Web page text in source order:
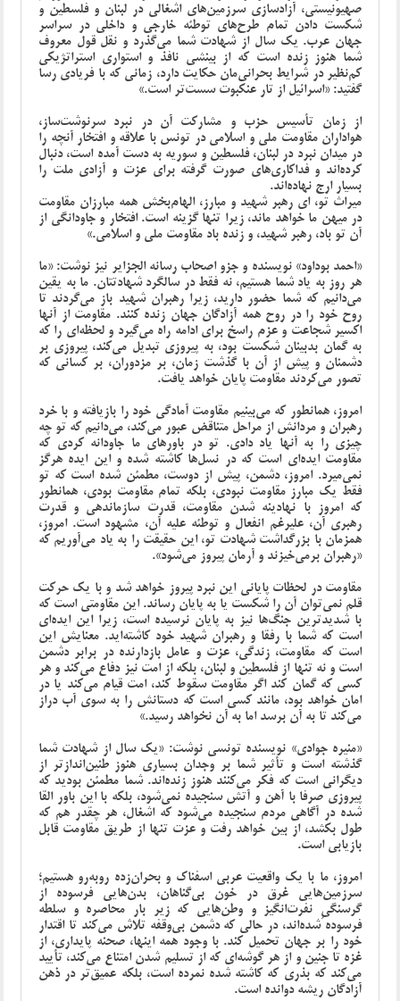
صهیونیستی، آزادسازی سرزمین‌های اشغالی در لبنان و فلسطین و
شکست دادن تمام طرح‌های توطئه‌ خارجی و داخلی در سراسر
جهان عرب. یک سال از شهادت شما می‌گذرد و نقل قول معروف
شما هنوز زنده است که از بینشی نافذ و استواری استراتژیکی
کم‌نظیر در شرایط بحرانی‌مان حکایت دارد، زمانی که با فریادی رسا
گفتید: «اسرائیل از تار عنکبوت سست‌تر است.»
از زمان تأسیس حزب و مشارکت آن در نبرد سرنوشت‌ساز،
هواداران مقاومت ملی و اسلامی در تونس با علاقه و افتخار آنچه را
در میدان نبرد در لبنان، فلسطین و سوریه به دست آمده است، دنبال
کرده‌اند و فداکاری‌های صورت گرفته برای عزت و آزادی ملت را
بسیار ارج نهاده‌اند.
میراث تو، ای رهبر شهید و مبارز، الهام‌بخش همه مبارزان مقاومت
در میهن ما خواهد ماند، زیرا تنها گزینه است. افتخار و جاودانگی از
آن تو باد، رهبر شهید، و زنده باد مقاومت ملی و اسلامی.»
«احمد بوداود» نویسنده و جزو اصحاب رسانه الجزایر نیز نوشت: «ما
هر روز به یاد شما هستیم، نه فقط در سالگرد شهادتتان. ما به یقین
می‌دانیم که شما حضور دارید، زیرا رهبران شهید باز می‌گردند تا
روح خود را در روح همه آزادگان جهان زنده کنند. مقاومت از آنها
اکسیر شجاعت و عزم راسخ برای ادامه راه می‌گیرد و لحظه‌ای را که
به گمان بدبینان شکست بود، به پیروزی تبدیل می‌کند، پیروزی بر
دشمنان و پیش از آن با گذشت زمان، بر مزدوران، بر کسانی که
تصور می‌کردند مقاومت پایان خواهد یافت.
امروز، همانطور که می‌بینیم مقاومت آمادگی خود را بازیافته و با خرد
رهبران و مردانش از مراحل متناقض عبور می‌کند، می‌دانیم که تو چه
چیزی را به آنها یاد دادی. تو در باورهای ما جاودانه کردی که
مقاومت ایده‌ای است که در نسل‌ها کاشته شده و این ایده هرگز
نمی‌میرد. امروز، دشمن، پیش از دوست، مطمئن شده است که تو
فقط یک مبارز مقاومت نبودی، بلکه تمام مقاومت بودی، همانطور
که امروز با نهادینه شدن مقاومت، قدرت سازماندهی و قدرت
رهبری آن، علیرغم انفعال و توطئه علیه آن، مشهود است. امروز،
همزمان با بزرگداشت شهادت تو، این حقیقت را به یاد می‌آوریم که
«رهبران برمی‌خیزند و آرمان پیروز می‌شود».
مقاومت در لحظات پایانی این نبرد پیروز خواهد شد و با یک حرکت
قلم نمی‌توان آن را شکست یا به پایان رساند. این مقاومتی است که
با شدیدترین جنگ‌ها نیز به پایان نرسیده است، زیرا این ایده‌ای
است که شما با رفقا و رهبران شهید خود کاشته‌اید. معنایش این
است که مقاومت، زندگی، عزت و عامل بازدارنده در برابر دشمن
است و نه تنها از فلسطین و لبنان، بلکه از امت نیز دفاع می‌کند و هر
کسی که گمان کند اگر مقاومت سقوط کند، امت قیام می‌کند یا در
امان خواهد بود، مانند کسی است که دستانش را به سوی آب دراز
می‌کند تا به آن برسد اما به آن نخواهد رسید.»
«منیره جوادی» نویسنده تونسی نوشت: «یک سال از شهادت شما
گذشته است و تأثیر شما بر وجدان بسیاری هنوز طنین‌اندازتر از
دیگرانی است که فکر می‌کنند هنوز زنده‌اند. شما مطمئن بودید که
پیروزی صرفا با آهن و آتش سنجیده نمی‌شود، بلکه با این باور القا
شده در آگاهی مردم سنجیده می‌شود که اشغال، هر چقدر هم که
طول بکشد، از بین خواهد رفت و عزت تنها از طریق مقاومت قابل
بازیابی است.
امروز، ما با یک واقعیت عربی اسفناک و بحران‌زده روبه‌رو هستیم؛
سرزمین‌هایی غرق در خون بی‌گناهان، بدن‌هایی فرسوده از
گرسنگیِ نفرت‌انگیز و وطن‌هایی که زیر بار محاصره و سلطه
فرسوده شده‌اند، در حالی که دشمن بی‌وقفه تلاش می‌کند تا اقتدار
خود را بر جهان تحمیل کند. با وجود همه اینها، صحنه پایداری، از
غزه تا جنین و از هر گوشه‌ای که از تسلیم شدن امتناع می‌کند، تأیید
می‌کند که بذری که کاشته شده نمرده است، بلکه عمیق‌تر در ذهن
آزادگان ریشه دوانده است.